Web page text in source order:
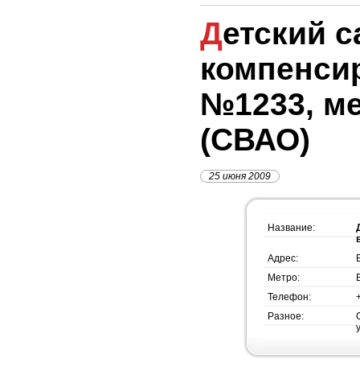
Детский сад
№1233,
(СВАО)
25 июня 2009
Название:
Адрес:
Метро:
Телефон:
Разное: